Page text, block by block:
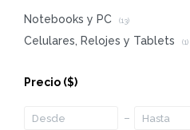
Notebooks y PC (13)
Celulares, Relojes y Tablets (1)
Precio ($)